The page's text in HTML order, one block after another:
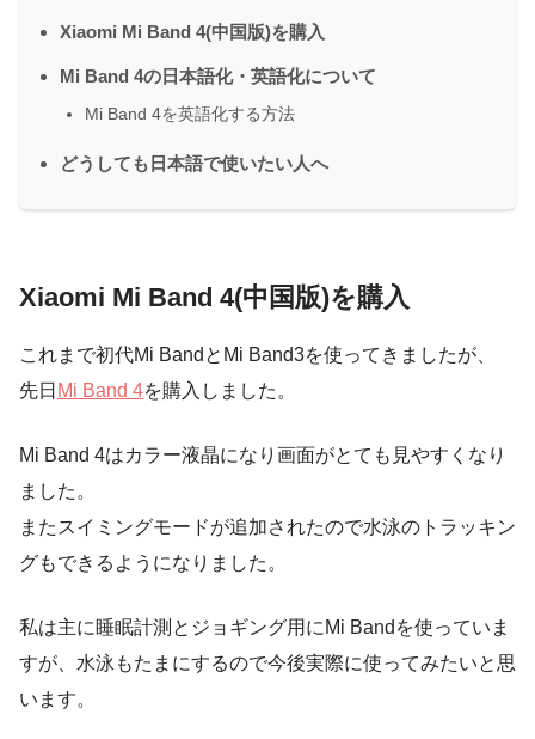
Xiaomi Mi Band 4(中国版)を購入
Mi Band 4の日本語化・英語化について
Mi Band 4を英語化する方法
どうしても日本語で使いたい人へ
Xiaomi Mi Band 4(中国版)を購入
これまで初代Mi BandとMi Band3を使ってきましたが、
先日 Mi Band 4を購入しました。
Mi Band 4はカラー液晶になり画面がとても見やすくなり
ました。
またスイミングモードが追加されたので水泳のトラッキン
グもできるようになりました。
私は主に睡眠計測とジョギング用にMi Bandを使っていま
すが、水泳もたまにするので今後実際に使ってみたいと思
います。